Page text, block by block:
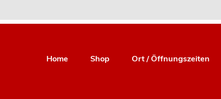
Curschellas
Home Shop Ort / Öffnungszeiten